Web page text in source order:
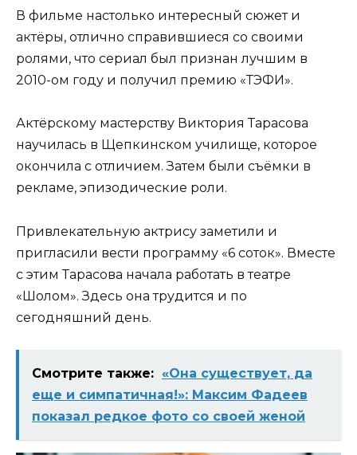
В фильме настолько интересный сюжет и
актёры, отлично справившиеся со своими
ролями, что сериал был признан лучшим в
2010-ом году и получил премию «ТЭФИ».
Актёрскому мастерству Виктория Тарасова
научилась в Щепкинском училище, которое
окончила с отличием. Затем были съёмки в
рекламе, эпизодические роли.
Привлекательную актрису заметили и
пригласили вести программу «6 соток». Вместе
с этим Тарасова начала работать в театре
«Шолом». Здесь она трудится и по
сегодняшний день.
Смотрите также: «Она существует, да
еще и симпатичная!»: Максим Фадеев
показал редкое фото со своей женой